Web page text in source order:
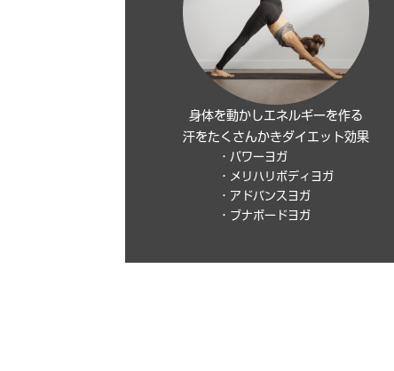
身体を動かしエネルギーを作る
汗をたくさんかきダイエット効果
・パワーヨガ
・メリハリボディヨガ
・アドバンスヨガ
・ブナボードヨガ